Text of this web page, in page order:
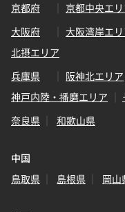
京都府
京都中央エ
大阪府
大阪湾岸エ
北摂エリア
兵庫県
阪神北エリア
神戸内陸・播磨エリア
奈良県
和歌山県
中国
鳥取県
島根県 岡山